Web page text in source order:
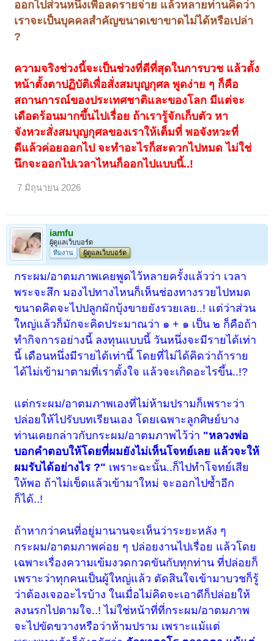
ออกไปส่วนหนึ่งเพื่อลดรายจ่าย แล้วหลายท่านคิดว่า
เราจะเป็นบุคคลสำคัญขนาดเขาขาดไม่ได้หรือเปล่า
?
ความจริงช่วงนี้จะเป็นช่วงที่ดีที่สุดในการบวช แล้วตั้ง
หน้าตั้งตาปฏิบัติเพื่อสั่งสมบุญกุศล พูดง่าย ๆ ก็คือ
สถานการณ์ของประเทศชาติและของโลก มีแต่จะ
เดือดร้อนมากขึ้นไปเรื่อย ถ้าเรารู้จักเก็บตัว หา
จังหวะสั่งสมบุญกุศลของเราให้เต็มที่ พอจังหวะที่
ดีแล้วค่อยออกไป จะทำอะไรก็สะดวกไปหมด ไม่ใช่
นึกจะออกไปเวลาไหนก็ออกไปแบบนี้..!
7 มิถุนายน 2026
iamfu
ผู้ดูแลเว็บบอร์ด
ทีมงาน
ผู้ดูแลเว็บบอร์ด
กระผม/อาตมภาพเคยพูดไว้หลายครั้งแล้วว่า เวลา
พระจะสึก มองไปทางไหนก็เห็นช่องทางรวยไปหมด
ขนาดคิดจะไปปลูกผักบุ้งขายยังรวยเลย..! แต่ว่าส่วน
ใหญ่แล้วก็มักจะคิดประมาณว่า ๑ + ๑ เป็น ๒ ก็คือถ้า
ทำกิจการอย่างนี้ ลงทุนแบบนี้ วันหนึ่งจะมีรายได้เท่า
นี้ เดือนหนึ่งมีรายได้เท่านี้ โดยที่ไม่ได้คิดว่าถ้าราย
ได้ไม่เข้ามาตามที่เราตั้งใจ แล้วจะเกิดอะไรขึ้น..!?
แต่กระผม/อาตมภาพเองที่ไม่ห้ามปรามก็เพราะว่า
ปล่อยให้ไปรับบทเรียนเอง โดยเฉพาะลูกศิษย์บาง
ท่านเคยกล่าวกับกระผม/อาตมภาพไว้ว่า "หลวงพ่อ
บอกคำตอบให้โดยที่ผมยังไม่เห็นโจทย์เลย แล้วจะให้
ผมรับได้อย่างไร ?" เพราะฉะนั้น..ก็ไปทำโจทย์เสีย
ให้พอ ถ้าไม่เข็ดแล้วเข้ามาใหม่ จะออกไปซ้ำอีก
ก็ได้..!
ถ้าหากว่าคนที่อยู่มานานจะเห็นว่าระยะหลัง ๆ
กระผม/อาตมภาพค่อย ๆ ปล่อยงานไปเรื่อย แล้วโดย
เฉพาะเรื่องความเข้มงวดกวดขันกับทุกท่าน ที่ปล่อยก็
เพราะว่าทุกคนเป็นผู้ใหญ่แล้ว ตัดสินใจเข้ามาบวชก็รู้
ว่าต้องเจออะไรบ้าง ในเมื่อไม่คิดจะเอาดีก็ปล่อยให้
ลงนรกไปตามใจ..! ไม่ใช่หน้าที่ที่กระผม/อาตมภาพ
จะไปขัดขวางหรือว่าห้ามปราม เพราะแม้แต่